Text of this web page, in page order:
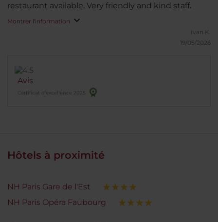
restaurant available. Very friendly and kind staff.
Montrer l'information
Ivan K.
19/05/2026
Avis
Certificat d’excellence 2025
Hôtels à proximité
NH Paris Gare de l'Est
NH Paris Opéra Faubourg